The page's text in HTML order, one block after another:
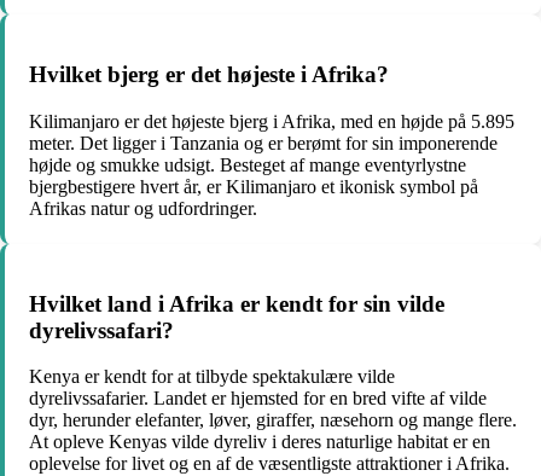
Hvilket bjerg er det højeste i Afrika?
Kilimanjaro er det højeste bjerg i Afrika, med en højde på 5.895
meter. Det ligger i Tanzania og er berømt for sin imponerende
højde og smukke udsigt. Besteget af mange eventyrlystne
bjergbestigere hvert år, er Kilimanjaro et ikonisk symbol på
Afrikas natur og udfordringer.
Hvilket land i Afrika er kendt for sin vilde
dyrelivssafari?
Kenya er kendt for at tilbyde spektakulære vilde
dyrelivssafarier. Landet er hjemsted for en bred vifte af vilde
dyr, herunder elefanter, løver, giraffer, næsehorn og mange flere.
At opleve Kenyas vilde dyreliv i deres naturlige habitat er en
oplevelse for livet og en af de væsentligste attraktioner i Afrika.